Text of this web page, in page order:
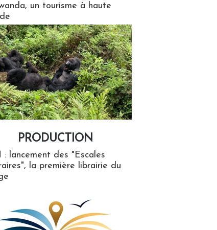
un tourisme à haute
PRODUCTION
: lancement des "Escales
la première librairie du